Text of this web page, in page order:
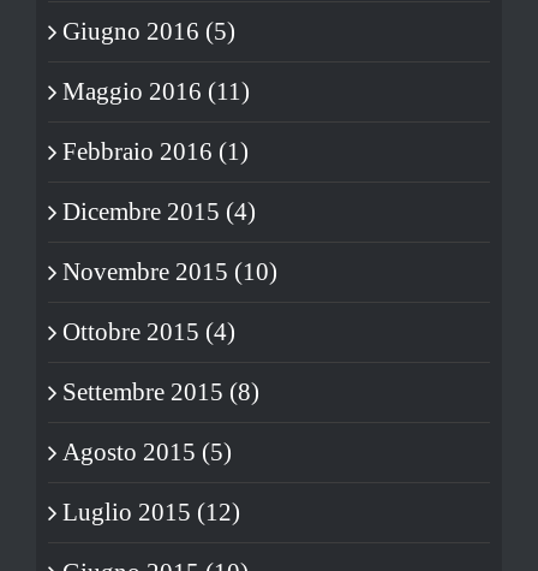
Giugno 2016 (5)
Maggio 2016 (11)
Febbraio 2016 (1)
Dicembre 2015 (4)
Novembre 2015 (10)
Ottobre 2015 (4)
Settembre 2015 (8)
Agosto 2015 (5)
Luglio 2015 (12)